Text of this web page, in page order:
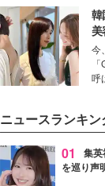
な
性
韓
美
「
今
呼
し
め
子
な
ニュースランキン
01
集
を巡り声